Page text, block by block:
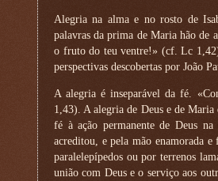
Alegria na alma e no rosto de
palavras da prima de Maria hão de
o fruto do teu ventre!» (cf. Lc
perspectivas descobertas por João
A alegria é inseparável da fé.
1,43). A alegria de Deus e de
fé à ação permanente de Deus
acreditou, e pela mão enamorada
paralelepípedos ou por terrenos
união com Deus e o serviço aos